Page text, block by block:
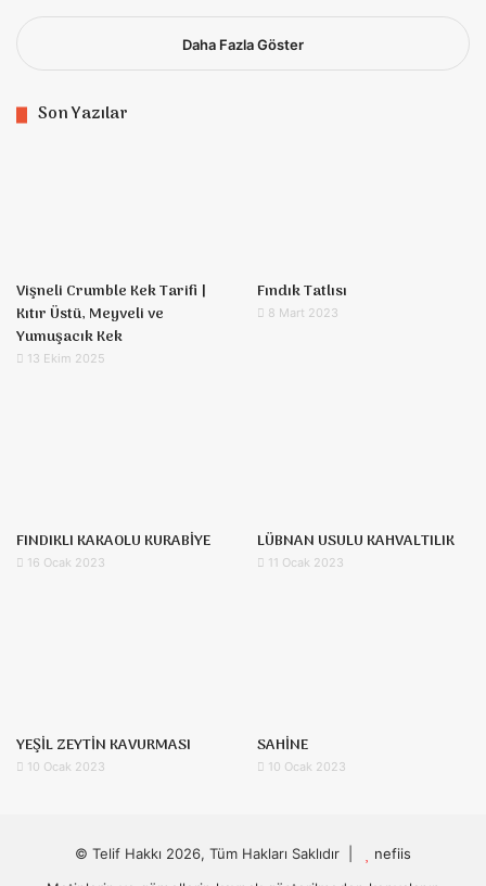
Daha Fazla Göster
Son Yazılar
Vişneli Crumble Kek Tarifi |
Kıtır Üstü, Meyveli ve
Yumuşacık Kek
13 Ekim 2025
Fındık Tatlısı
8 Mart 2023
FINDIKLI KAKAOLU KURABİYE
16 Ocak 2023
LÜBNAN USULU KAHVALTILIK
11 Ocak 2023
YEŞİL ZEYTİN KAVURMASI
10 Ocak 2023
SAHİNE
10 Ocak 2023
© Telif Hakkı 2026, Tüm Hakları Saklıdır |
nefiis